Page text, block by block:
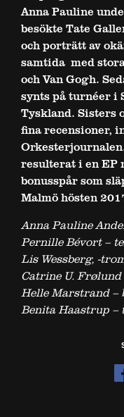
Anna Pauline
besökte Tate
och porträtt av
samtida med
och Van Gogh.
synts på turnéer i
Tyskland. Sisters
fina recensioner,
resulterat i en EP
bonusspår som
Malmö hösten
Anna Pauline
Pernille Bévort –
Lis Wessberg, -
Catrine U.
Helle Marstrand –
Benita Haastrup